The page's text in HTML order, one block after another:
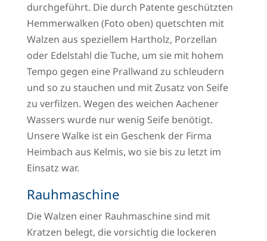
durchgeführt. Die durch Patente geschützten
Hemmerwalken (Foto oben) quetschten mit
Walzen aus speziellem Hartholz, Porzellan
oder Edelstahl die Tuche, um sie mit hohem
Tempo gegen eine Prallwand zu schleudern
und so zu stauchen und mit Zusatz von Seife
zu verfilzen. Wegen des weichen Aachener
Wassers wurde nur wenig Seife benötigt.
Unsere Walke ist ein Geschenk der Firma
Heimbach aus Kelmis, wo sie bis zu letzt im
Einsatz war.
Rauhmaschine
Die Walzen einer Rauhmaschine sind mit
Kratzen belegt, die vorsichtig die lockeren